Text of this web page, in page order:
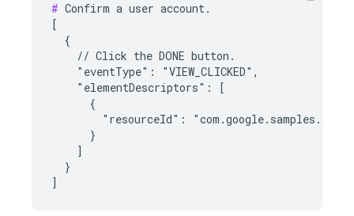
# Confirm a user account.
[
  {
    // Click the DONE button.
    "eventType": "VIEW_CLICKED",
    "elementDescriptors": [
      {
"resourceId":
      }
    ]
  }